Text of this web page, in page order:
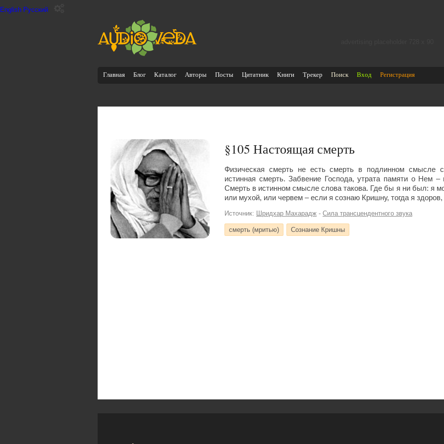
English Русский
Главная Блог Каталог Авторы Посты Цитатник Книги Трекер Поиск Вход Регистрация
§105 Настоящая смерть
Физическая смерть не есть смерть в подлинном смысле
истинная смерть. Забвение Господа, утрата памяти о Нем
Смерть в истинном смысле слова такова. Где бы я ни был: я
или мухой, или червем – если я сознаю Кришну, тогда я
Источник: Шридхар Махарадж - Сила трансцендентного звука
смерть (мритью) Сознание Кришны